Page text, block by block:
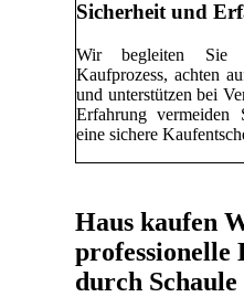
Sicherheit und
Wir begleiten Sie
Kaufprozess, achten
und unterstützen bei
Erfahrung
eine sichere
Haus kaufen
professionelle
durch